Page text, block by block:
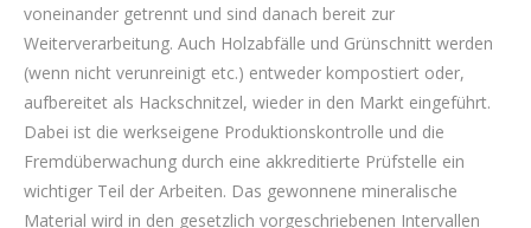
voneinander getrennt und sind danach bereit zur
Weiterverarbeitung. Auch Holzabfälle und Grünschnitt werden
(wenn nicht verunreinigt etc.) entweder kompostiert oder,
aufbereitet als Hackschnitzel, wieder in den Markt eingeführt.
Dabei ist die werkseigene Produktionskontrolle und die
Fremdüberwachung durch eine akkreditierte Prüfstelle ein
wichtiger Teil der Arbeiten. Das gewonnene mineralische
Material wird in den gesetzlich vorgeschriebenen Intervallen